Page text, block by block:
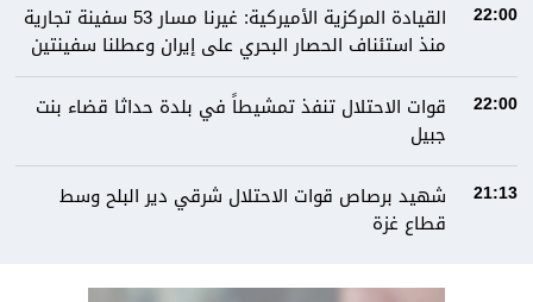
22:00
القيادة المركزية الأميركية: غيرنا مسار 53 سفينة تجارية
منذ استئناف الحصار البحري على إيران وعطلنا سفينتين
22:00
قوات الاحتلال تنفذ تمشيطاً في بلدة حداثا قضاء بنت
جبيل
21:13
شهيد برصاص قوات الاحتلال شرقي دير البلح وسط
قطاع غزة